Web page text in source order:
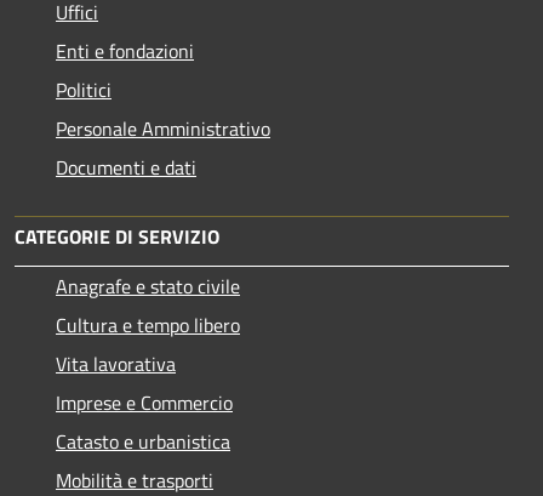
Uffici
Enti e fondazioni
Politici
Personale Amministrativo
Documenti e dati
CATEGORIE DI SERVIZIO
Anagrafe e stato civile
Cultura e tempo libero
Vita lavorativa
Imprese e Commercio
Catasto e urbanistica
Mobilità e trasporti